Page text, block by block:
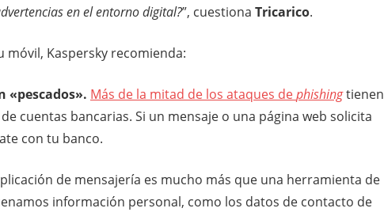
en el entorno digital?”, cuestiona Tricarico.
Kaspersky recomienda:
«pescados». Más de la mitad de los ataques dephishingtienen
cuentas bancarias. Si un mensaje o una página web solicita
con tu banco.
de mensajería es mucho más que una herramienta de
información personal, como los datos de contacto de